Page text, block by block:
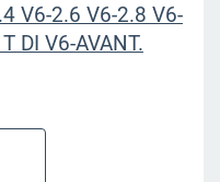
V6-2.6 V6-2.8 V6-
DI V6-AVANT.